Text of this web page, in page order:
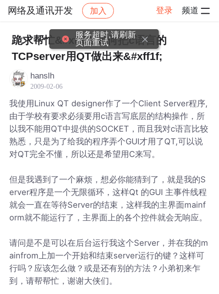
网络及通讯开发 加入 登录 频道
社区 网络及通讯开发 帖子详情
跪求帮忙&#xff01;如何把c语言的
TCPserver用QT做出来&#xff1f;
hanslh
2009-02-06
我使用Linux QT designer作了一个Client Server程序,
由于学校有要求必须要用c语言写底层的结构操作，所
以我不能用QT中提供的SOCKET，而且我对c语言比较
熟悉，只是为了给我的程序弄个GUI才用了QT,可以说
对QT完全不懂，所以还是希望用C来写。
但是我遇到了一个麻烦，想必你能猜到了，就是我的S
erver程序是一个无限循环，这样Qt 的GUI 主事件线程
就会一直在等待Server的结束，这样我的主界面mainf
orm就不能运行了，主界面上的各个控件就会无响应。
请问是不是可以在后台运行我这个Server，并在我的m
ainfrom上加一个开始和结束server运行的键？这样可
行吗？应该怎么做？或是还有别的方法？小弟初来乍
到，请帮帮忙，谢谢大侠们。
服务超时,请刷新
页面重试